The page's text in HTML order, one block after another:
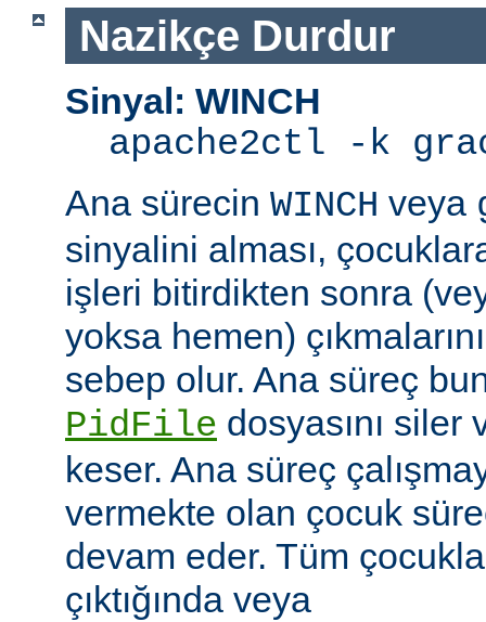
Nazikçe Durdur
Sinyal: WINCH
apache2ctl -k
Ana sürecin WINCH veya
sinyalini alması,
işleri bitirdikten sonra
yoksa hemen)
sebep olur. Ana süreç
PidFile dosyasını
keser. Ana süreç
vermekte olan çocuk
devam eder. Tüm
çıktığında veya